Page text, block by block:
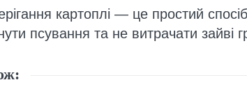
картоплі — це простий
псування та не витрачати зайві